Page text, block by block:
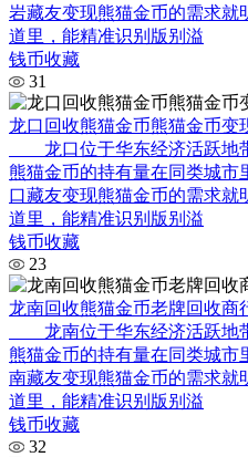
岩藏友变现熊猫金币的需求就
道里，能精准识别版别溢
钱币收藏
31
龙口回收熊猫金币熊猫金币变
龙口位于华东经济活跃地带
熊猫金币的持有量在同类城市
口藏友变现熊猫金币的需求
道里，能精准识别版别溢
钱币收藏
23
龙南回收熊猫金币老牌回收商
龙南位于华东经济活跃地带
熊猫金币的持有量在同类城市
南藏友变现熊猫金币的需求就
道里，能精准识别版别溢
钱币收藏
32